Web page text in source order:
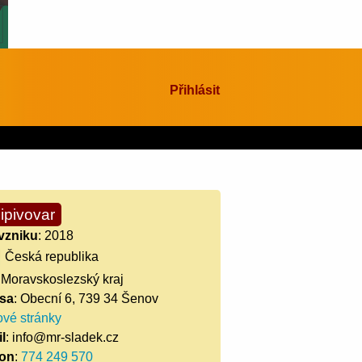
Přihlásit
: 2018
Česká republika
kraj
: Obecní 6, 739 34 Šenov
stránky
: info@mr-sladek.cz
: 774 249 570